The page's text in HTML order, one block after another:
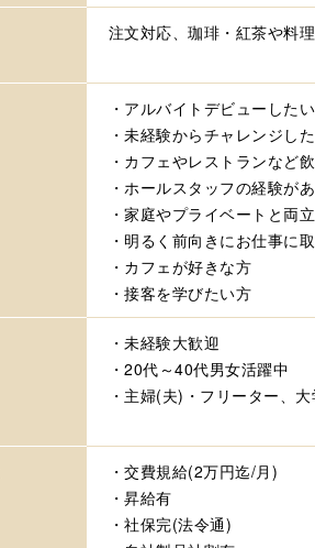
注文対応、珈琲・紅茶や料
・アルバイトデビューした
・未経験からチャレンジし
・カフェやレストランなど
・ホールスタッフの経験が
・家庭やプライベートと両
・明るく前向きにお仕事に
・カフェが好きな方
・接客を学びたい方
・未経験大歓迎
・20代～40代男女活躍中
・主婦(夫)・フリーター、
・交費規給(2万円迄/月)
・昇給有
・社保完(法令通)